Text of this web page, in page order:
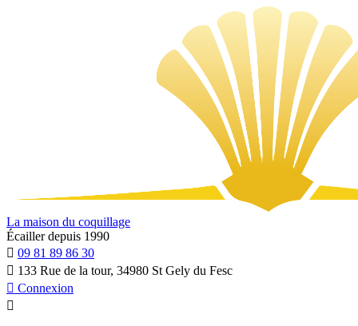
La maison du coquillage
Écailler depuis 1990
 09 81 89 86 30
 133 Rue de la tour, 34980 St Gely du Fesc
 Connexion
